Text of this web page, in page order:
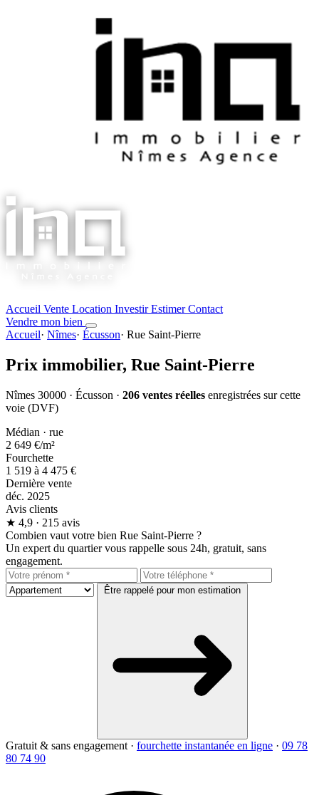
Accueil Vente Location InvestirEstimerContact
Vendre mon bien
Accueil· Nîmes· Écusson· Rue Saint-Pierre
Prix immobilier, Rue Saint-Pierre
Nîmes 30000 · Écusson · 206 ventes réelles enregistrées sur cette
voie (DVF)
Médian · rue
2 649 €/m²
Fourchette
1 519 à 4 475 €
Dernière vente
déc. 2025
Avis clients
★ 4,9 · 215 avis
Combien vaut votre bien Rue Saint-Pierre ?
Un expert du quartier vous rappelle sous 24h, gratuit, sans
engagement.
Être rappelé pour mon estimation
Gratuit & sans engagement · fourchette instantanée en ligne · 09 78
80 74 90